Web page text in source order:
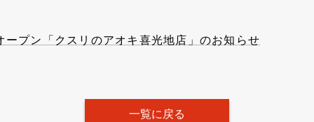
プン「クスリのアオキ喜光地店」のお知らせ
一覧に戻る